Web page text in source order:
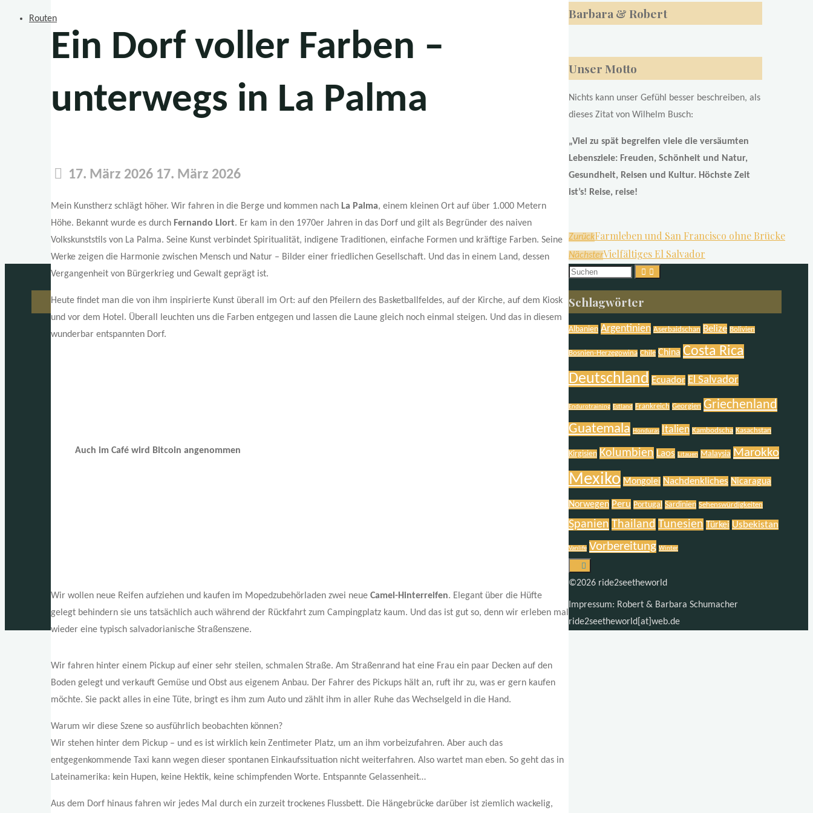
Routen
Ein Dorf voller Farben –
unterwegs in La Palma
17. März 2026 17. März 2026
Mein Kunstherz schlägt höher. Wir fahren in die Berge und kommen nach La Palma, einem kleinen Ort auf über 1.000 Metern
Höhe. Bekannt wurde es durch Fernando Llort. Er kam in den 1970er Jahren in das Dorf und gilt als Begründer des naiven
Volkskunststils von La Palma. Seine Kunst verbindet Spiritualität, indigene Traditionen, einfache Formen und kräftige Farben. Seine
Werke zeigen die Harmonie zwischen Mensch und Natur – Bilder einer friedlichen Gesellschaft. Und das in einem Land, dessen
Vergangenheit von Bürgerkrieg und Gewalt geprägt ist.
Heute findet man die von ihm inspirierte Kunst überall im Ort: auf den Pfeilern des Basketballfeldes, auf der Kirche, auf dem Kiosk
und vor dem Hotel. Überall leuchten uns die Farben entgegen und lassen die Laune gleich noch einmal steigen. Und das in diesem
wunderbar entspannten Dorf.
Auch im Café wird Bitcoin angenommen
Wir wollen neue Reifen aufziehen und kaufen im Mopedzubehörladen zwei neue Camel-Hinterreifen. Elegant über die Hüfte
gelegt behindern sie uns tatsächlich auch während der Rückfahrt zum Campingplatz kaum. Und das ist gut so, denn wir erleben mal
wieder eine typisch salvadorianische Straßenszene.
Wir fahren hinter einem Pickup auf einer sehr steilen, schmalen Straße. Am Straßenrand hat eine Frau ein paar Decken auf den
Boden gelegt und verkauft Gemüse und Obst aus eigenem Anbau. Der Fahrer des Pickups hält an, ruft ihr zu, was er gern kaufen
möchte. Sie packt alles in eine Tüte, bringt es ihm zum Auto und zählt ihm in aller Ruhe das Wechselgeld in die Hand.
Warum wir diese Szene so ausführlich beobachten können?
Wir stehen hinter dem Pickup – und es ist wirklich kein Zentimeter Platz, um an ihm vorbeizufahren. Aber auch das
entgegenkommende Taxi kann wegen dieser spontanen Einkaufssituation nicht weiterfahren. Also wartet man eben. So geht das in
Lateinamerika: kein Hupen, keine Hektik, keine schimpfenden Worte. Entspannte Gelassenheit…
Aus dem Dorf hinaus fahren wir jedes Mal durch ein zurzeit trockenes Flussbett. Die Hängebrücke darüber ist ziemlich wackelig,
Barbara & Robert
Unser Motto
Nichts kann unser Gefühl besser beschreiben, als
dieses Zitat von Wilhelm Busch:
„Viel zu spät begreifen viele die versäumten
Lebensziele: Freuden, Schönheit und Natur,
Gesundheit, Reisen und Kultur. Höchste Zeit
ist’s! Reise, reise!
ZurückFarmleben und San Francisco ohne Brücke
NächsterVielfältiges El Salvador
Suchen
nach:
Schlagwörter
Albanien Argentinien Aserbaidschan Belize Bolivien
Bosnien-Herzegowina Chile China Costa Rica
Deutschland Ecuador El Salvador
Endurotraining Estland Frankreich Georgien Griechenland
Guatemala Honduras Italien Kambodscha Kasachstan
Kirgisien Kolumbien Laos Litauen Malaysia Marokko
Mexiko Mongolei Nachdenkliches Nicaragua
Norwegen Peru Portugal Sardinien Sehenswürdigkeiten
Spanien Thailand Tunesien Türkei Usbekistan
Vanlife Vorbereitung Winter
©2026 ride2seetheworld
Impressum: Robert & Barbara Schumacher
ride2seetheworld[at]web.de